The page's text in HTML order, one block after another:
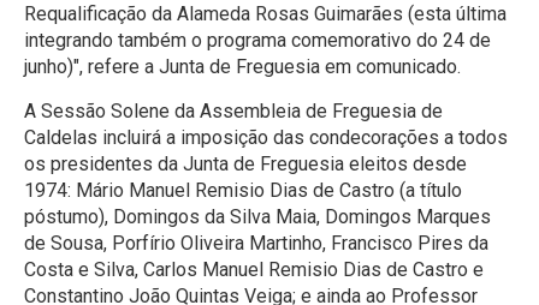
Requalificação da Alameda Rosas Guimarães (esta última
integrando também o programa comemorativo do 24 de
junho)", refere a Junta de Freguesia em comunicado.
A Sessão Solene da Assembleia de Freguesia de
Caldelas incluirá a imposição das condecorações a todos
os presidentes da Junta de Freguesia eleitos desde
1974: Mário Manuel Remisio Dias de Castro (a título
póstumo), Domingos da Silva Maia, Domingos Marques
de Sousa, Porfírio Oliveira Martinho, Francisco Pires da
Costa e Silva, Carlos Manuel Remisio Dias de Castro e
Constantino João Quintas Veiga; e ainda ao Professor